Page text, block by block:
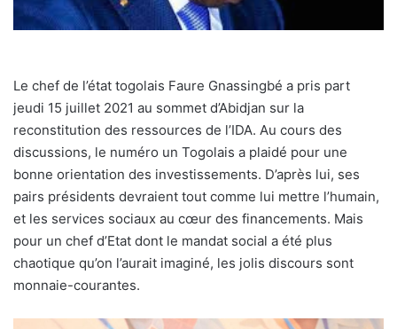
Le chef de l’état togolais Faure Gnassingbé a pris part
jeudi 15 juillet 2021 au sommet d’Abidjan sur la
reconstitution des ressources de l’IDA. Au cours des
discussions, le numéro un Togolais a plaidé pour une
bonne orientation des investissements. D’après lui, ses
pairs présidents devraient tout comme lui mettre l’humain,
et les services sociaux au cœur des financements. Mais
pour un chef d’Etat dont le mandat social a été plus
chaotique qu’on l’aurait imaginé, les jolis discours sont
monnaie-courantes.